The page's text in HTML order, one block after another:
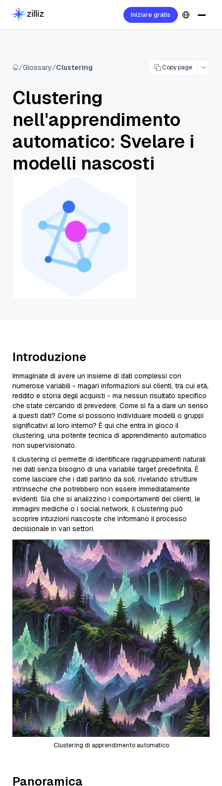
Iniziare gratis
Glossary Clustering Copy page
Clustering
nell'apprendimento
automatico: Svelare i
modelli nascosti
Introduzione
Immaginate di avere un insieme di dati complessi con
numerose variabili - magari informazioni sui clienti, tra cui età,
reddito e storia degli acquisti - ma nessun risultato specifico
che state cercando di prevedere. Come si fa a dare un senso
a questi dati? Come si possono individuare modelli o gruppi
significativi al loro interno? È qui che entra in gioco il
clustering, una potente tecnica di apprendimento automatico
non supervisionato.
Il clustering ci permette di identificare raggruppamenti naturali
nei dati senza bisogno di una variabile target predefinita. È
come lasciare che i dati parlino da soli, rivelando strutture
intrinseche che potrebbero non essere immediatamente
evidenti. Sia che si analizzino i comportamenti dei clienti, le
immagini mediche o i social network, il clustering può
scoprire intuizioni nascoste che informano il processo
decisionale in vari settori.
Clustering di apprendimento automatico
Panoramica